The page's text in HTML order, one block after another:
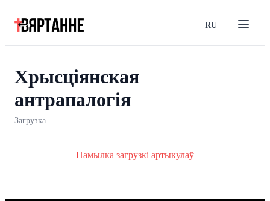
RU
Хрысціянская
антрапалогія
Загрузка...
Памылка загрузкі артыкулаў